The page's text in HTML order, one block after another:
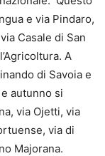
e via Pindaro,
Casale di San
A
di Savoia e
autunno si
via Ojetti, via
via di
Majorana.